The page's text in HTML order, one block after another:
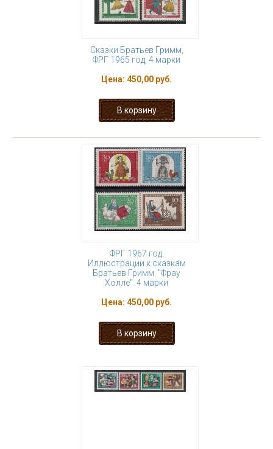
Сказки Братьев Гримм,
ФРГ 1965 год, 4 марки
Цена: 450,00 руб.
ФРГ 1967 год.
Иллюстрации к сказкам
Братьев Гримм. "Фрау
Холле". 4 марки
Цена: 450,00 руб.